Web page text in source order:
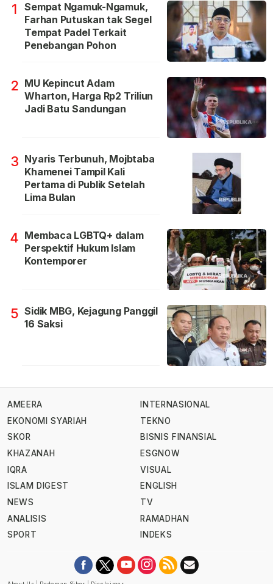
1
Sempat Ngamuk-Ngamuk,
Farhan Putuskan tak Segel
Tempat Padel Terkait
Penebangan Pohon
2 MU Kepincut Adam
Wharton, Harga Rp2 Triliun
Jadi Batu Sandungan
3 Nyaris Terbunuh, Mojbtaba
Khamenei Tampil Kali
Pertama di Publik Setelah
Lima Bulan
4 Membaca LGBTQ+ dalam
Perspektif Hukum Islam
Kontemporer
5 Sidik MBG, Kejagung Panggil
16 Saksi
AMEERA
EKONOMI SYARIAH
SKOR
KHAZANAH
IQRA
ISLAM DIGEST
NEWS
ANALISIS
SPORT
INTERNASIONAL
TEKNO
BISNIS FINANSIAL
ESGNOW
VISUAL
ENGLISH
TV
RAMADHAN
INDEKS